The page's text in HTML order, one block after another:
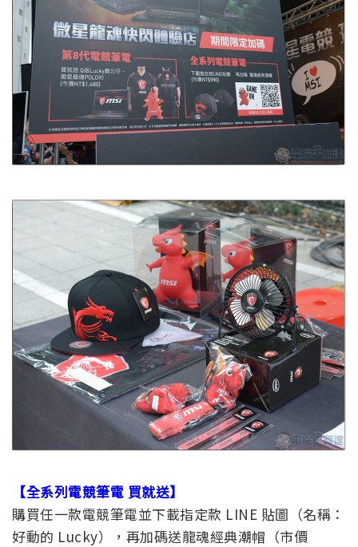
【全系列電競筆電 買就送】
購買任一款電競筆電並下載指定款 LINE 貼圖（名稱：
好動的 Lucky），再加碼送龍魂經典潮帽（市價